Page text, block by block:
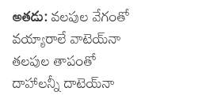
అతడు:వలపుల వేగంతో
వయ్యారాలే వాటెయ్‍నా
తలపుల తాపంతో
దాహాలన్నీ దాటెయ్‍నా